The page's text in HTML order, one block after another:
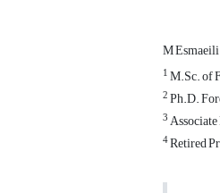
M Esmaeili
1M.Sc. of
2Ph.D.
3
4Retired